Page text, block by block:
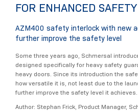
FOR ENHANCED SAFETY
AZM400 safety interlock with new
further improve the safety level
Some three years ago, Schmersal
designed specifically for heavy safety
heavy doors. Since its introduction the
how versatile it is, not least due to the
further improve the safety level it achieves.
Author: Stephan Frick, Product Manager,